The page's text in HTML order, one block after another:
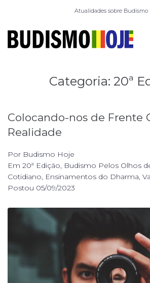
Atualidades sobre Budismo
Categoria: 20ª
Colocando-nos de Frente
Realidade
Por Budismo Hoje
Em 20ª Edição, Budismo Pelos Olhos
Cotidiano, Ensinamentos do Dharma,
Postou 05/09/2023